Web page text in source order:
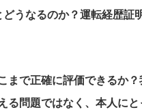
うなるのか？運転経歴証
まで正確に評価できるか
る問題ではなく、本人にと